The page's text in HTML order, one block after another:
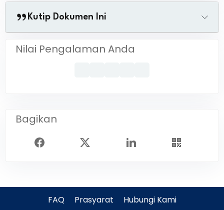
Kutip Dokumen Ini
Nilai Pengalaman Anda
Bagikan
FAQ Prasyarat Hubungi Kami